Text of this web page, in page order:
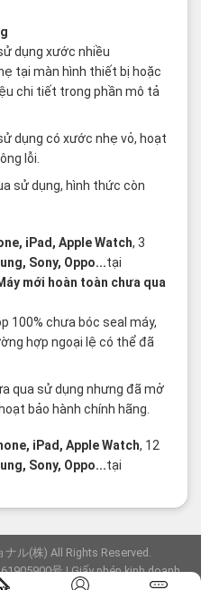
dụng xước nhiều
tại màn hình thiết bị hoặc
chi tiết trong phần mô tả
dụng có xước nhẹ vỏ, hoạt
lỗi.
sử dụng, hình thức còn
iPad, Apple Watch, 3
Sony, Oppo...tại
mới hoàn toàn chưa qua
100% chưa bóc seal máy,
hợp ngoại lệ có thể đã
qua sử dụng nhưng đã mở
bảo hành chính hãng.
iPad, Apple Watch, 12
Sony, Oppo...tại
ル(株) All Rights Reserved.
号 | Giấy phép kinh doanh